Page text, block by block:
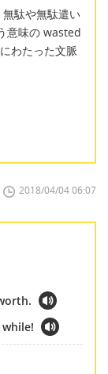
駄や無駄遣い
意味の wasted
わたった文脈
2018/04/04 06:07